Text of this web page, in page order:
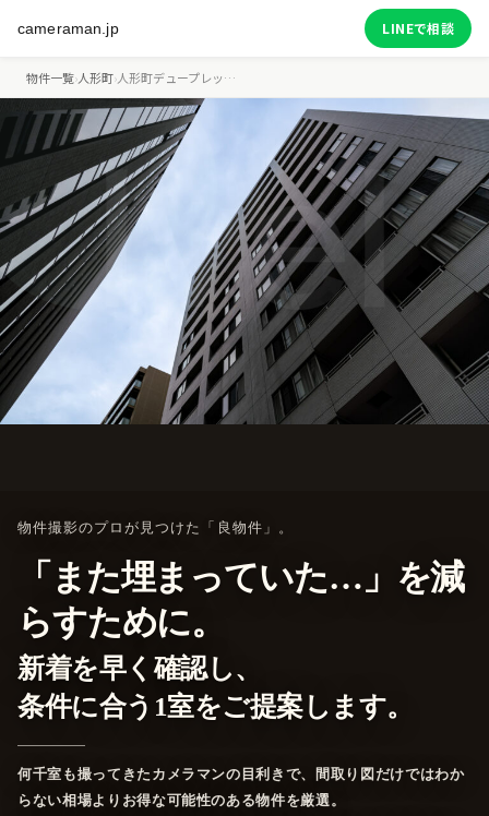
cameraman.jp LINEで相談
物件一覧›人形町›人形町デュープレッ…
物件撮影のプロが見つけた「良物件」。
「また埋まっていた…」を減
らすために。
新着を早く確認し、
条件に合う1室をご提案します。
何千室も撮ってきたカメラマンの目利きで、間取り図だけではわか
らない相場よりお得な可能性のある物件を厳選。